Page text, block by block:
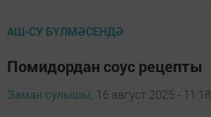
АШ-СУ БҮЛМӘСЕНДӘ
Помидордан соус рецепты
Заман сулышы, 16 август 2025 - 11:18